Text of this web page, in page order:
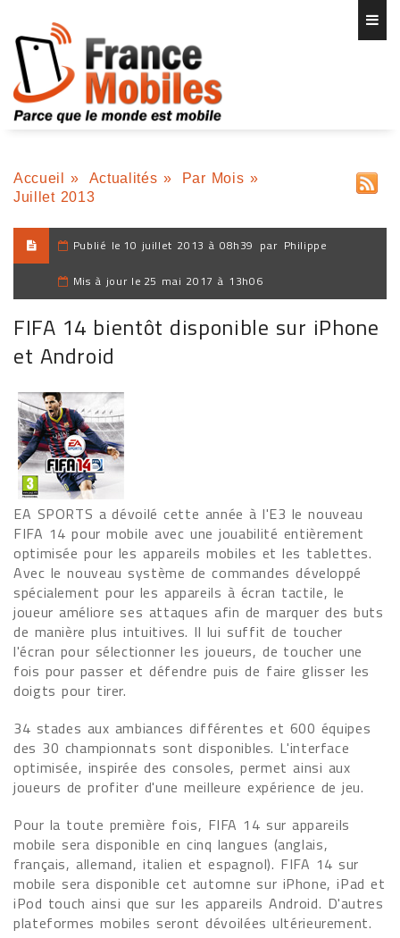
Accueil » Actualités » Par Mois »
Juillet 2013
Publié le 10 juillet 2013 à 08h39 par Philippe
Mis à jour le 25 mai 2017 à 13h06
FIFA 14 bientôt disponible sur iPhone
et Android
EA SPORTS a dévoilé cette année à l'E3 le nouveau
FIFA 14 pour mobile avec une jouabilité entièrement
optimisée pour les appareils mobiles et les tablettes.
Avec le nouveau système de commandes développé
spécialement pour les appareils à écran tactile, le
joueur améliore ses attaques afin de marquer des buts
de manière plus intuitives. Il lui suffit de toucher
l'écran pour sélectionner les joueurs, de toucher une
fois pour passer et défendre puis de faire glisser les
doigts pour tirer.
34 stades aux ambiances différentes et 600 équipes
des 30 championnats sont disponibles. L'interface
optimisée, inspirée des consoles, permet ainsi aux
joueurs de profiter d'une meilleure expérience de jeu.
Pour la toute première fois, FIFA 14 sur appareils
mobile sera disponible en cinq langues (anglais,
français, allemand, italien et espagnol). FIFA 14 sur
mobile sera disponible cet automne sur iPhone, iPad et
iPod touch ainsi que sur les appareils Android. D'autres
plateformes mobiles seront dévoilées ultérieurement.